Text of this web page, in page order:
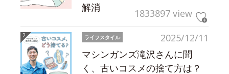
解消
1833897 view
2025/12/11
ライフスタイル
マシンガンズ滝沢さんに聞
く、古いコスメの捨て方は？